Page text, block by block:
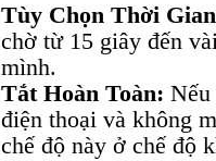
Tùy Chọn Thời
chờ từ 15 giây đến
mình.
Tắt Hoàn Toàn:
điện thoại và không
chế độ này ở chế độ